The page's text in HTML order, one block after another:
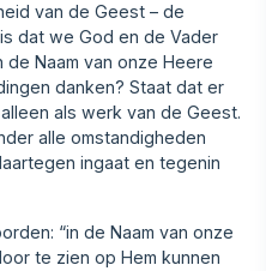
van de Geest – de
dat we God en de Vader
Naam van onze Heere
danken? Staat dat er
als werk van de Geest.
alle omstan‍digheden
ingaat en tegenin
“in de Naam van onze
te zien op Hem kunnen